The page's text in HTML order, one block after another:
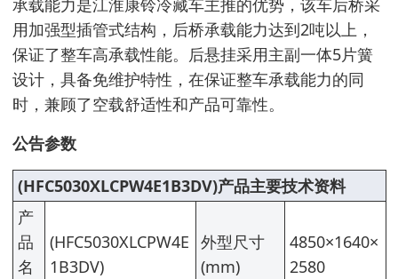
用加强型插管式结构，后桥承载能力达到2吨以上，
保证了整车高承载性能。后悬挂采用主副一体5片簧
设计，具备免维护特性，在保证整车承载能力的同
时，兼顾了空载舒适性和产品可靠性。
公告参数
(HFC5030XLCPW4E1B3DV)产品主要技术资料
产
品
名
(HFC5030XLCPW4E
1B3DV)
外型尺寸
(mm)
4850×1640×
2580